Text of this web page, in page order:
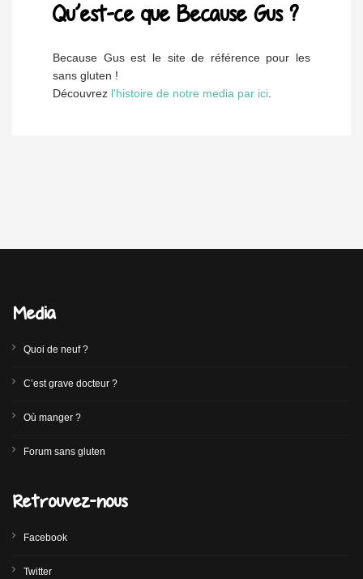
Qu’est-ce que Because Gus ?
Because Gus est le site de référence pour les
sans gluten !
Découvrez l'histoire de notre media par ici
Media
Quoi de neuf ?
C’est grave docteur ?
Où manger ?
Forum sans gluten
Retrouvez-nous
Facebook
Twitter